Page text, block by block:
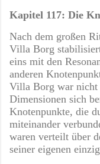
Kapitel 117: Die
Nach dem großen
Villa Borg
eins mit den
anderen
Villa Borg war nicht
Dimensionen sich
Knotenpunkte, die
miteinander
waren verteilt über
seiner eigenen